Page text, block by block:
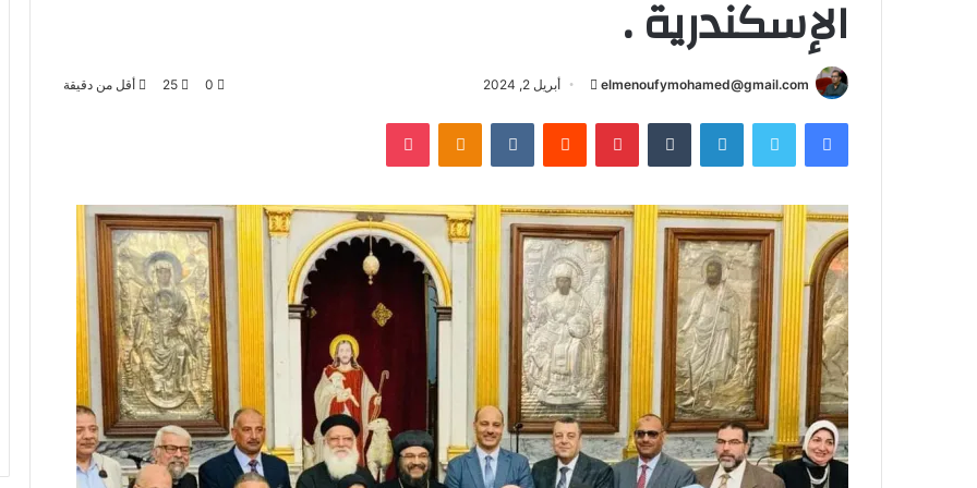
الإسكندرية .
elmenoufymohamed@gmail.com
أرسل
إلكترونيا
أبريل 2, 2024 0
25 أقل من دقيقة
فيسبوك تويتر لينكدإن بينتيريست Odnoklassniki
بوكيت